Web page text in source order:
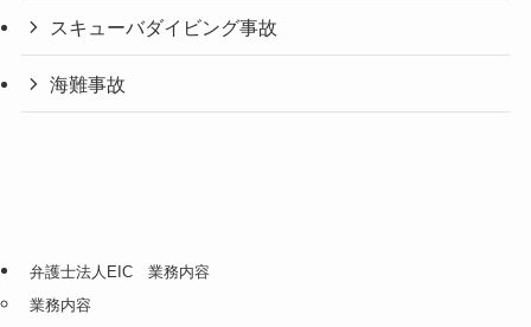
スキューバダイビング事故
海難事故
弁護士法人EIC 業務内容
業務内容